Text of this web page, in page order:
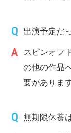
出演予定だ
スピンオフ
の他の作品
要があります
無期限休養